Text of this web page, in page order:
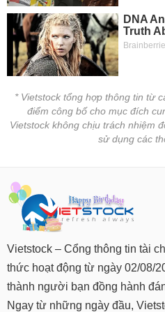
* Vietstock tổng hợp thông tin từ
điểm công bố cho mục đích
Vietstock không chịu trách nhiệm
sử dụng các
Vietstock – Cổng thông tin tài
thức hoạt động từ ngày 02/08/
thành người bạn đồng hành
Ngay từ những ngày đầu,